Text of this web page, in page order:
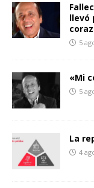
llevó
5
«Mi
5
La
4